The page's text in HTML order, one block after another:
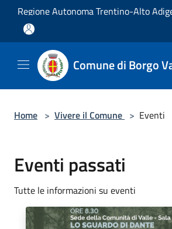
Salta al contenuto principale
Regione Autonoma Trentino-Alto
Comune di Borgo
Home > Vivere il Comune > Eventi
Eventi passati
Tutte le informazioni su eventi